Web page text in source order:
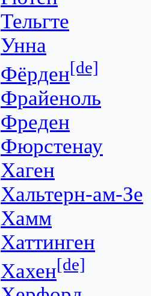
Тельгте
Унна
Фёрден[de]
Фрайеноль
Фреден
Фюрстенау
Хаген
Хальтерн-ам-Зе
Хамм
Хаттинген
Хахен[de]